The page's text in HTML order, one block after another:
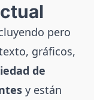
pero
gráficos,
de
y están